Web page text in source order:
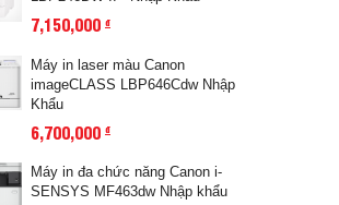
7,150,000 đ
Máy in laser màu Canon
imageCLASS LBP646Cdw Nhập
Khẩu
6,700,000 đ
Máy in đa chức năng Canon i-
SENSYS MF463dw Nhập khẩu